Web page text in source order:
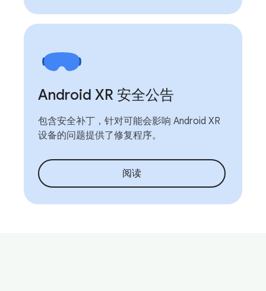
Android XR 安全公告
包含安全补丁，针对可能会影响 Android XR
设备的问题提供了修复程序。
阅读